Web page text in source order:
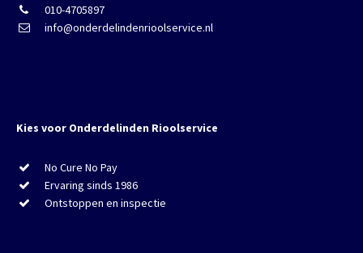
010-4705897
info@onderdelindenrioolservice.nl
Kies voor Onderdelinden Rioolservice
No Cure No Pay
Ervaring sinds 1986
Ontstoppen en inspectie